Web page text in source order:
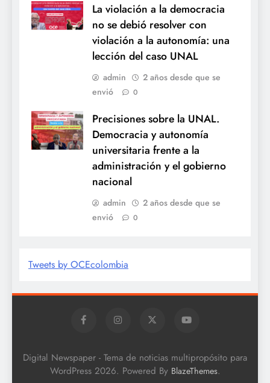
La violación a la democracia
no se debió resolver con
violación a la autonomía: una
lección del caso UNAL
admin
2 años desde que se
envió
0
Precisiones sobre la UNAL.
Democracia y autonomía
universitaria frente a la
administración y el gobierno
nacional
admin
2 años desde que se
envió
0
Tweets by OCEcolombia
Digital Newspaper - Tema de noticias multipropósito para
WordPress 2026. Powered By BlazeThemes.